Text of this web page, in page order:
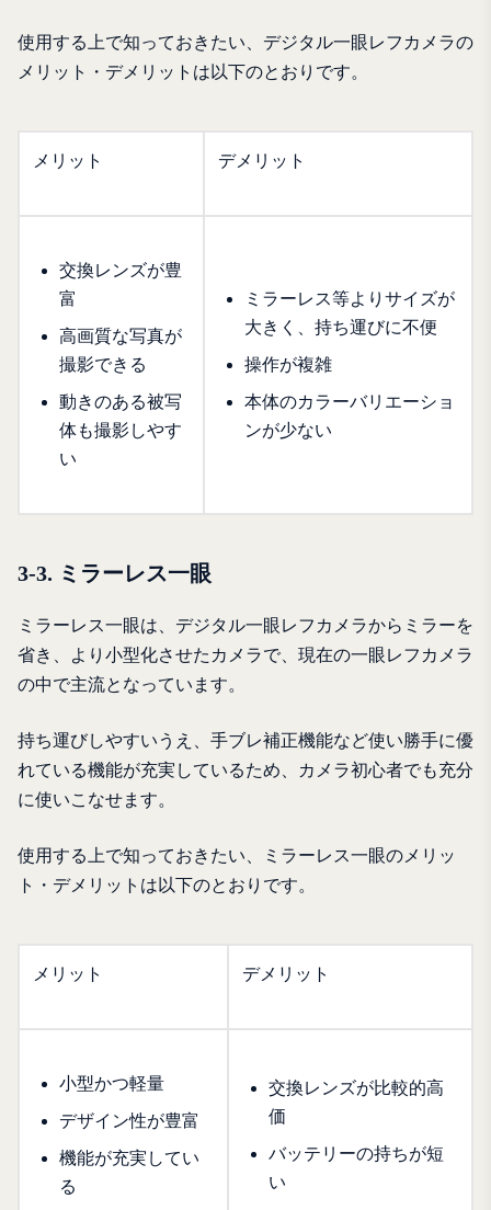
使用する上で知っておきたい、デジタル一眼レフカメラの
メリット・デメリットは以下のとおりです。
メリット デメリット
交換レンズが豊
富
高画質な写真が
撮影できる
動きのある被写
体も撮影しやす
い
ミラーレス等よりサイズが
大きく、持ち運びに不便
操作が複雑
本体のカラーバリエーショ
ンが少ない
3-3. ミラーレス一眼
ミラーレス一眼は、デジタル一眼レフカメラからミラーを
省き、より小型化させたカメラで、現在の一眼レフカメラ
の中で主流となっています。
持ち運びしやすいうえ、手ブレ補正機能など使い勝手に優
れている機能が充実しているため、カメラ初心者でも充分
に使いこなせます。
使用する上で知っておきたい、ミラーレス一眼のメリッ
ト・デメリットは以下のとおりです。
メリット デメリット
小型かつ軽量
デザイン性が豊富
機能が充実してい
る
交換レンズが比較的高
価
バッテリーの持ちが短
い